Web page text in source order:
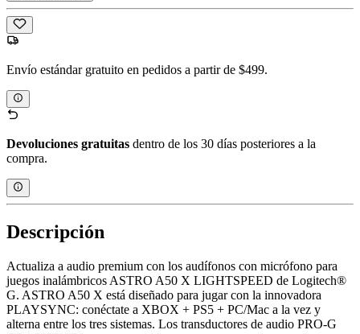
Envío estándar gratuito en pedidos a partir de $499.
Devoluciones gratuitas dentro de los 30 días posteriores a la
compra.
Descripción
Actualiza a audio premium con los audífonos con micrófono para
juegos inalámbricos ASTRO A50 X LIGHTSPEED de Logitech®
G. ASTRO A50 X está diseñado para jugar con la innovadora
PLAYSYNC: conéctate a XBOX + PS5 + PC/Mac a la vez y
alterna entre los tres sistemas. Los transductores de audio PRO-G